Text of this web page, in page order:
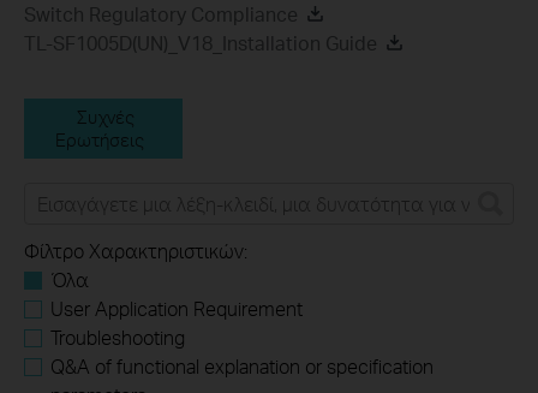
Switch Regulatory Compliance
TL-SF1005D(UN)_V18_Installation Guide
Συχνές
Ερωτήσεις
Φίλτρο Χαρακτηριστικών:
Όλα
User Application Requirement
Troubleshooting
Q&A of functional explanation or specification